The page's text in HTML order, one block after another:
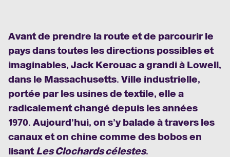
Avant de prendre la route et de parcourir le
pays dans toutes les directions possibles et
imaginables, Jack Kerouac a grandi à Lowell,
dans le Massachusetts. Ville industrielle,
portée par les usines de textile, elle a
radicalement changé depuis les années
1970. Aujourd’hui, on s’y balade à travers les
canaux et on chine comme des bobos en
lisantLes Clochards célestes.